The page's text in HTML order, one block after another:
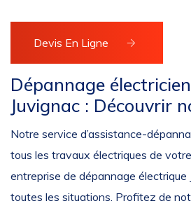
Devis En Ligne
Dépannage
Juvignac : Découvrir
Notre service d’assistance-
tous les travaux électriques de
entreprise de dépannage électrique
toutes les situations. Profitez de